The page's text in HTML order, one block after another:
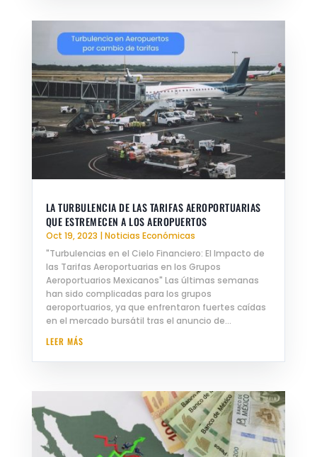
LA TURBULENCIA DE LAS TARIFAS AEROPORTUARIAS
QUE ESTREMECEN A LOS AEROPUERTOS
Oct 19, 2023 |Noticias Económicas
"Turbulencias en el Cielo Financiero: El Impacto de
las Tarifas Aeroportuarias en los Grupos
Aeroportuarios Mexicanos" Las últimas semanas
han sido complicadas para los grupos
aeroportuarios, ya que enfrentaron fuertes caídas
en el mercado bursátil tras el anuncio de...
LEER MÁS